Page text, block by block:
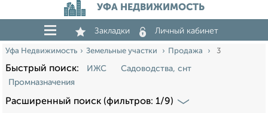
УФА НЕДВИЖИМОСТЬ
Закладки Личный кабинет
Уфа Недвижимость Земельные участки Продажа 3
Быстрый поиск: ИЖС
Садоводства, снт
Промназначения
Расширенный поиск (фильтров: 1/9)